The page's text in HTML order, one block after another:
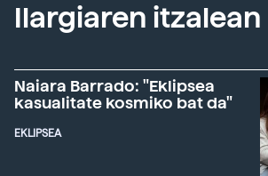
Ilargiaren itzalean
Naiara Barrado: "Eklipsea
kasualitate kosmiko bat da"
EKLIPSEA